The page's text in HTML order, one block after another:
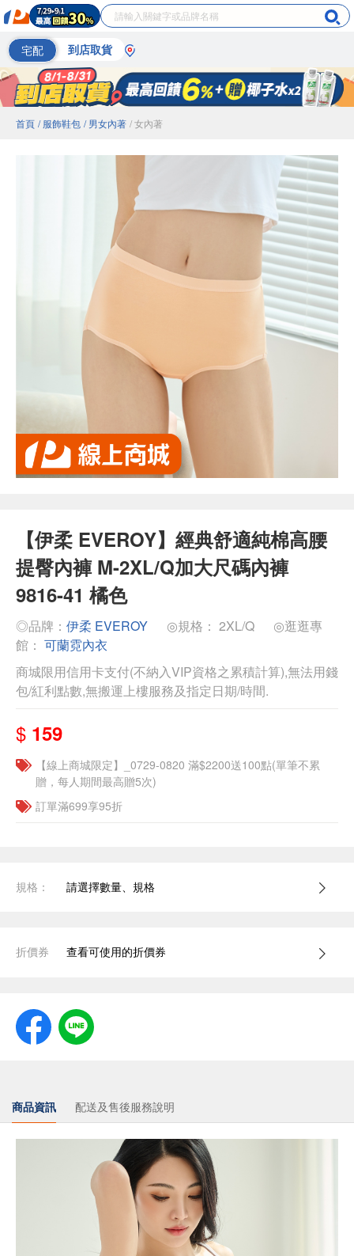
宅配 到店取貨
首頁 / 服飾鞋包 / 男女內著 / 女內著
【伊柔 EVEROY】經典舒適純棉高腰
提臀內褲 M-2XL/Q加大尺碼內褲
9816-41 橘色
◎品牌： 伊柔 EVEROY ◎規格： 2XL/Q
◎逛逛專
館： 可蘭霓內衣
商城限用信用卡支付(不納入VIP資格之累積計算),無法用錢
包/紅利點數,無搬運上樓服務及指定日期/時間.
$ 159
【線上商城限定】_0729-0820 滿$2200送100點(單筆不累
贈，每人期間最高贈5次)
訂單滿699享95折
規格： 請選擇數量、規格
折價券 查看可使用的折價券
商品資訊 配送及售後服務說明